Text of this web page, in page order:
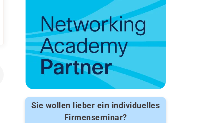
Sie wollen lieber ein individuelles
Firmenseminar?